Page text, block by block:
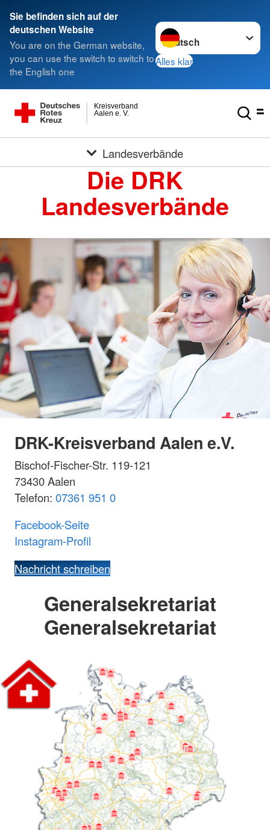
Sie befinden sich auf der
deutschen Website
You are on the German website,
you can use the switch to switch to
the English one
Sprache wechseln zu
Alles klar
Aalen e. V.
Kreisverband
Landesverbände
Die DRK
Landesverbände
DRK-Kreisverband Aalen e.V.
Bischof-Fischer-Str. 119-121
73430 Aalen
Telefon: 07361 951 0
Facebook-Seite
Instagram-Profil
Nachricht schreiben
Generalsekretariat
Generalsekretariat